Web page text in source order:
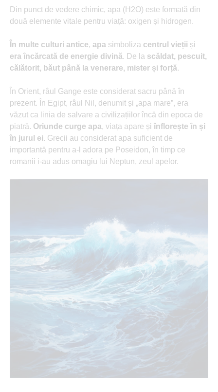
Din punct de vedere chimic, apa (H2O) este formată din
două elemente vitale pentru viață: oxigen și hidrogen.
În multe culturi antice, apa simboliza centrul vieții și
era încărcată de energie divină. De la scăldat, pescuit,
călătorit, băut până la venerare, mister și forță.
În Orient, râul Gange este considerat sacru până în
prezent. În Egipt, râul Nil, denumit și „apa mare”, era
văzut ca linia de salvare a civilizațiilor încă din epoca de
piatră. Oriunde curge apa, viața apare și înflorește în și
în jurul ei. Grecii au considerat apa suficient de
importantă pentru a-l adora pe Poseidon, în timp ce
romanii i-au adus omagiu lui Neptun, zeul apelor.